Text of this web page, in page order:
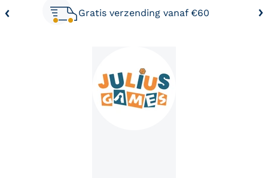
Deze zal je ook leuk vinden
Gratis verzending vanaf €60